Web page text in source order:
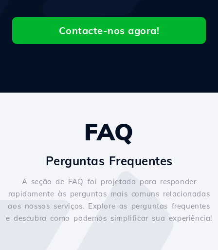
Contacte-nos agora!
FAQ
Perguntas Frequentes
A seção de FAQ foi projetada para responder
rapidamente às perguntas mais comuns relacionadas
aos nossos serviços. Explore as perguntas frequentes
e descubra como podemos simplificar sua experiência!